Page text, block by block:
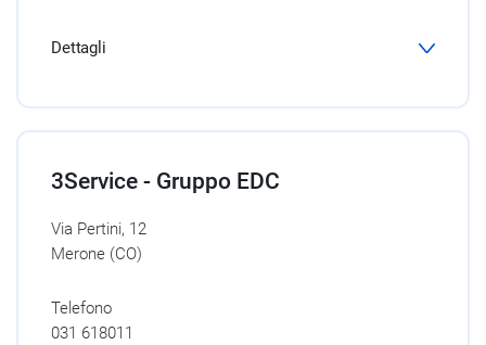
Dettagli
3Service - Gruppo EDC
Via Pertini, 12
Merone (CO)
Telefono
031 618011